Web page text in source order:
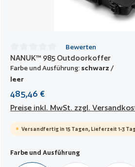
Durchschnittliche Bewertung von 0 von
Bewerten
NANUK™ 985 Outdoorkoffer
Farbe und Ausführung: schwarz /
leer
485,46 €
Preise inkl. MwSt. zzgl.
Versandfertig in 15 Tagen, Lieferzeit 1-3
Farbe und Ausführungauswählen